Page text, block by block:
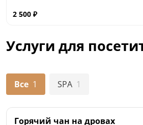
2 500 ₽
Услуги для
Все 1 SPA 1
Горячий чан на дровах